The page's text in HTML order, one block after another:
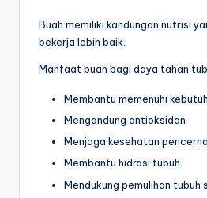
C
Buah memiliki kandungan nutrisi
bekerja lebih baik.
Manfaat buah bagi daya tahan
Membantu memenuhi
Mengandung antioksidan
Menjaga kesehatan
Membantu hidrasi tubuh
Mendukung pemulihan tubuh